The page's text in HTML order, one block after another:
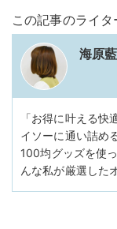
この記事のライタ
海原藍
「お得に叶える
イソーに通い詰め
100均グッズを使
んな私が厳選した